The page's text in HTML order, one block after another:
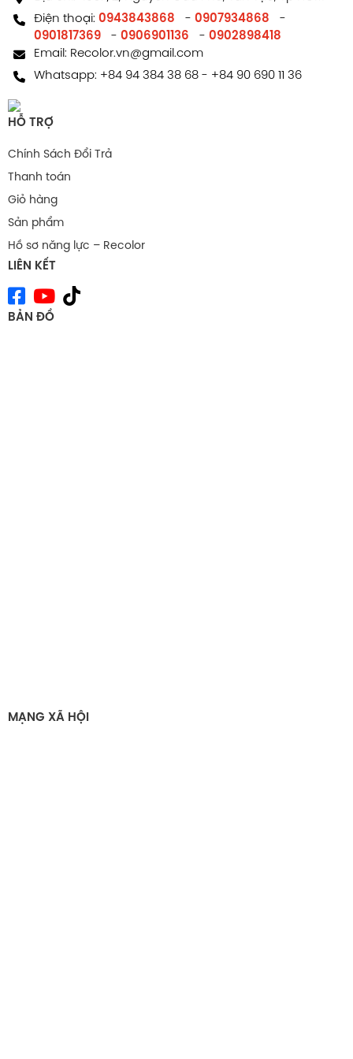
Facebook comments
Điện thoại: 0943843868 - 0907934868
-
0901817369
- 0906901136 - 0902898418
Email: Recolor.vn@gmail.com
Whatsapp: +84 94 384 38 68- +84 90 690 11 36
HỖ TRỢ
Chính Sách Đổi Trả
Thanh toán
Giỏ hàng
Sản phẩm
Hồ sơ năng lực – Recolor
LIÊN KẾT
BẢN ĐỒ
MẠNG XÃ HỘI